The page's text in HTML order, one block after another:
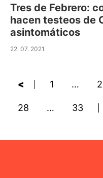
Tres de Febrero:
hacen testeos de
asintomáticos
22. 07. 2021
< 1 …
28 … 33